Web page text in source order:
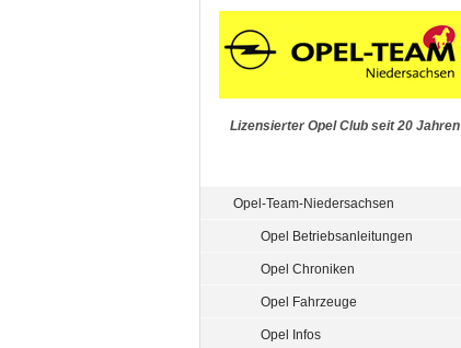
Lizensierter Opel Club seit 20 Jahren
Opel-Team-Niedersachsen
Opel Betriebsanleitungen
Opel Chroniken
Opel Fahrzeuge
Opel Infos